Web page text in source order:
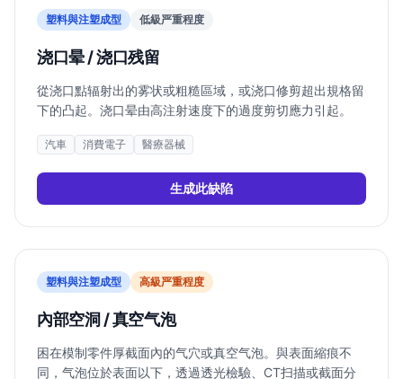
塑料與注塑成型 低級严重程度
浇口晕 / 浇口残留
從浇口點辐射出的雾状或粗糙區域，或浇口修剪超出規格留
下的凸起。浇口晕由高注射速度下的過度剪切應力引起。
汽車 消費電子 醫療器械
生成此缺陷
塑料與注塑成型 高級严重程度
內部空洞 / 真空气泡
困在模制零件厚截面內的气穴或真空气泡。與表面縮痕不
同，气泡位於表面以下，透過透光檢驗、CT扫描或截面分